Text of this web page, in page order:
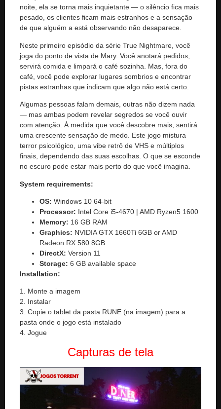
noite, ela se torna mais inquietante — o silêncio fica mais
pesado, os clientes ficam mais estranhos e a sensação
de que alguém a está observando não desaparece.
Neste primeiro episódio da série True Nightmare, você
joga do ponto de vista de Mary. Você anotará pedidos,
servirá comida e limpará o café sozinha. Mas, fora do
café, você pode explorar lugares sombrios e encontrar
pistas estranhas que indicam que algo não está certo.
Algumas pessoas falam demais, outras não dizem nada
— mas ambas podem revelar segredos se você ouvir
com atenção. À medida que você descobre mais, sentirá
uma crescente sensação de medo. Este jogo mistura
terror psicológico, uma vibe retrô de VHS e múltiplos
finais, dependendo das suas escolhas. O que se esconde
no escuro pode estar mais perto do que você imagina.
System requirements:
OS: Windows 10 64-bit
Processor: Intel Core i5-4670 | AMD Ryzen5 1600
Memory: 16 GB RAM
Graphics: NVIDIA GTX 1660Ti 6GB or AMD
Radeon RX 580 8GB
DirectX: Version 11
Storage: 6 GB available space
Installation:
1. Monte a imagem
2. Instalar
3. Copie o tablet da pasta RUNE (na imagem) para a
pasta onde o jogo está instalado
4. Jogue
Capturas de tela